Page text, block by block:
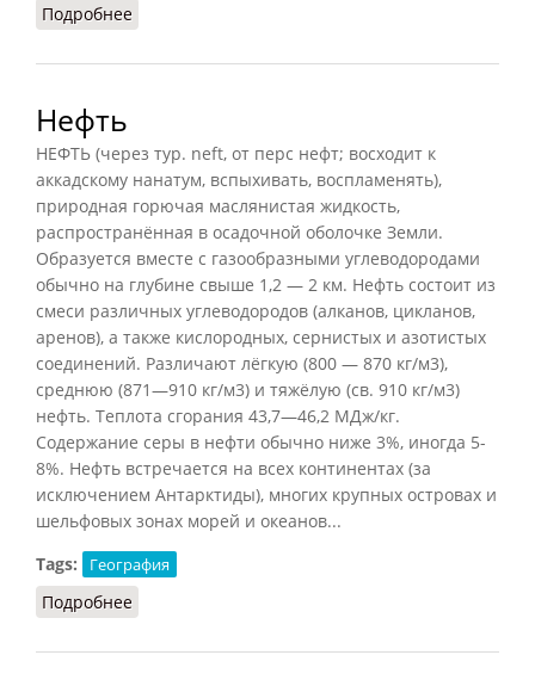
Подробнее
Нефть
НЕФТЬ (через тур. neft, от перс нефт; восходит к
аккадскому нанатум, вспыхивать, воспламенять),
природная горючая маслянистая жидкость,
распространённая в осадочной оболочке Земли.
Образуется вместе с газообразными углеводородами
обычно на глубине свыше 1,2 — 2 км. Нефть состоит из
смеси различных углеводородов (алканов, цикланов,
аренов), а также кислородных, сернистых и азотистых
соединений. Различают лёгкую (800 — 870 кг/м3),
среднюю (871—910 кг/м3) и тяжёлую (св. 910 кг/м3)
нефть. Теплота сгорания 43,7—46,2 МДж/кг.
Содержание серы в нефти обычно ниже 3%, иногда 5-
8%. Нефть встречается на всех континентах (за
исключением Антарктиды), многих крупных островах и
шельфовых зонах морей и океанов...
Tags:
География
Подробнее